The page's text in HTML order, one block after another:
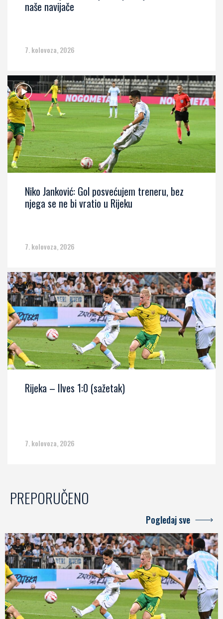
naše navijače
7. kolovoza, 2026
Niko Janković: Gol posvećujem treneru, bez
njega se ne bi vratio u Rijeku
7. kolovoza, 2026
Rijeka – Ilves 1:0 (sažetak)
7. kolovoza, 2026
PREPORUČENO
Pogledaj sve